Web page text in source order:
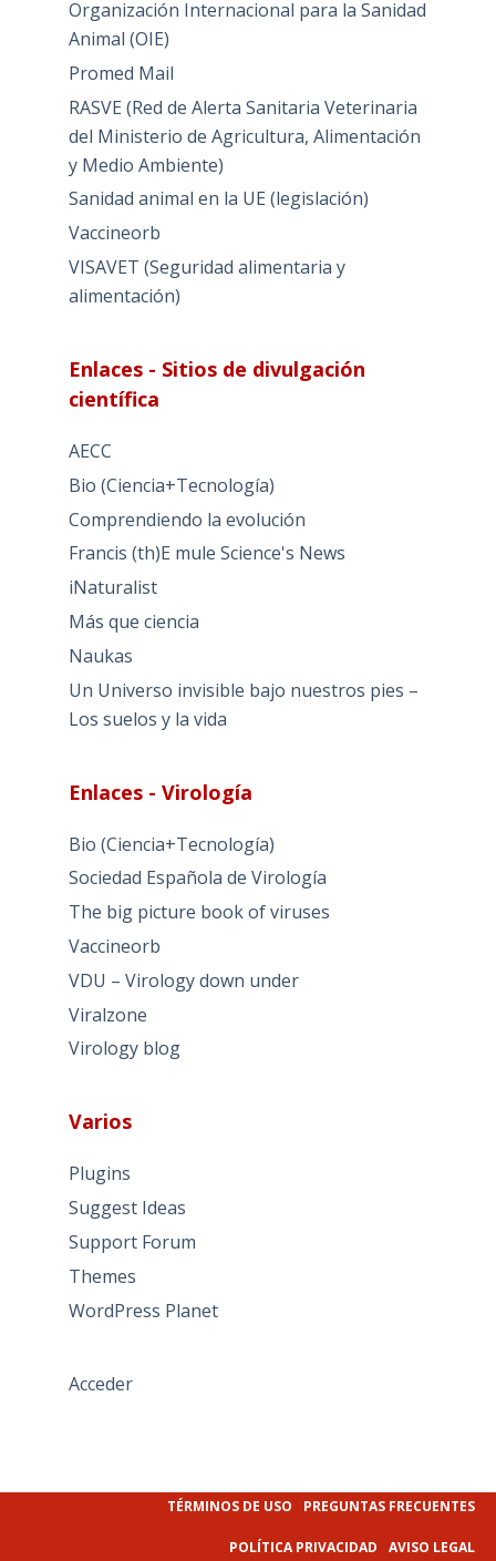
Organización Internacional para la Sanidad
Animal (OIE)
Promed Mail
RASVE (Red de Alerta Sanitaria Veterinaria
del Ministerio de Agricultura, Alimentación
y Medio Ambiente)
Sanidad animal en la UE (legislación)
Vaccineorb
VISAVET (Seguridad alimentaria y
alimentación)
Enlaces - Sitios de divulgación
científica
AECC
Bio (Ciencia+Tecnología)
Comprendiendo la evolución
Francis (th)E mule Science's News
iNaturalist
Más que ciencia
Naukas
Un Universo invisible bajo nuestros pies –
Los suelos y la vida
Enlaces - Virología
Bio (Ciencia+Tecnología)
Sociedad Española de Virología
The big picture book of viruses
Vaccineorb
VDU – Virology down under
Viralzone
Virology blog
Varios
Plugins
Suggest Ideas
Support Forum
Themes
WordPress Planet
Acceder
TÉRMINOS DE USO PREGUNTAS FRECUENTES
POLÍTICA PRIVACIDAD AVISO LEGAL